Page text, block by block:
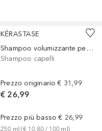
KÉRASTASE
Shampoo volumizzante per capelli fini
Shampoo capelli
Prezzo originario € 31,99
€ 26,99
Prezzo più basso € 26,99
250 ml (€ 10,80 / 100 ml )